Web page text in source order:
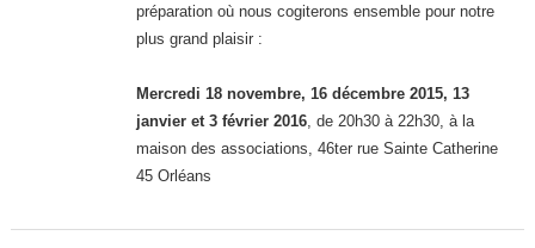
préparation où nous cogiterons ensemble pour notre
plus grand plaisir :
Mercredi 18 novembre, 16 décembre 2015, 13
janvier et 3 février 2016, de 20h30 à 22h30, à la
maison des associations, 46ter rue Sainte Catherine
45 Orléans